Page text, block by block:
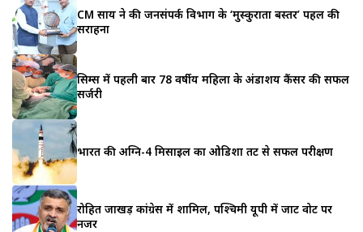
CM साय ने की जनसंपर्क विभाग के ‘मुस्कुराता बस्तर’ पहल की
सराहना
सिम्स में पहली बार 78 वर्षीय महिला के अंडाशय कैंसर की सफल
सर्जरी
भारत की अग्नि-4 मिसाइल का ओडिशा तट से सफल परीक्षण
रोहित जाखड़ कांग्रेस में शामिल, पश्चिमी यूपी में जाट वोट पर
नजर